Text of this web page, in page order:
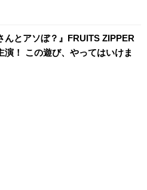
んとアソぼ？』FRUITS ZIPPER
演！ この遊び、やってはいけま